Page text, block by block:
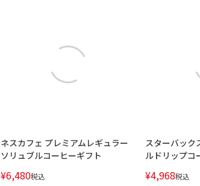
ネスカフェ プレミアムレギュラー
ソリュブルコーヒーギフト
¥6,480税込
スターバック
ルドリップコ
¥4,968税込